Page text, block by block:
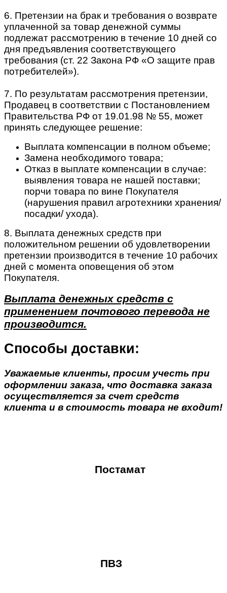
6. Претензии на брак и требования о возврате
уплаченной за товар денежной суммы
подлежат рассмотрению в течение 10 дней со
дня предъявления соответствующего
требования (ст. 22 Закона РФ «О защите прав
потребителей»).
7. По результатам рассмотрения претензии,
Продавец в соответствии с Постановлением
Правительства РФ от 19.01.98 № 55, может
принять следующее решение:
Выплата компенсации в полном объеме;
Замена необходимого товара;
Отказ в выплате компенсации в случае:
выявления товара не нашей поставки;
порчи товара по вине Покупателя
(нарушения правил агротехники хранения/
посадки/ ухода).
8. Выплата денежных средств при
положительном решении об удовлетворении
претензии производится в течение 10 рабочих
дней с момента оповещения об этом
Покупателя.
Выплата денежных средств с
применением почтового перевода не
производится.
Способы доставки:
Уважаемые клиенты, просим учесть при
оформлении заказа, что доставка заказа
осуществляется за счет средств
клиента и в стоимость товара не входит!
Постамат
ПВЗ